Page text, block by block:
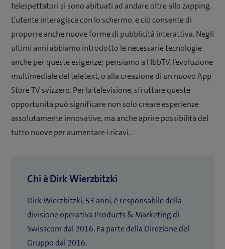
telespettatori si sono abituati ad andare oltre allo zapping.
L’utente interagisce con lo schermo, e ciò consente di
proporre anche nuove forme di pubblicità interattiva. Negli
ultimi anni abbiamo introdotto le necessarie tecnologie
anche per queste esigenze; pensiamo a HbbTV, l’evoluzione
multimediale del teletext, o alla creazione di un nuovo App
Store TV svizzero. Per la televisione, sfruttare queste
opportunità può significare non solo creare esperienze
assolutamente innovative, ma anche aprire possibilità del
tutto nuove per aumentare i ricavi.
Chi è Dirk Wierzbitzki
Dirk Wierzbitzki, 53 anni, è responsabile della
divisione operativa Products & Marketing di
Swisscom dal 2016. Fa parte della Direzione del
Gruppo dal 2016.